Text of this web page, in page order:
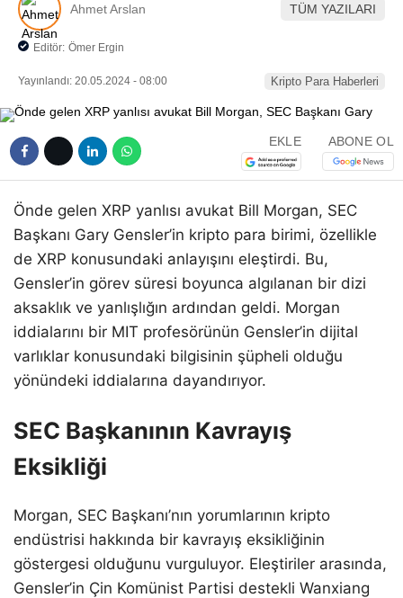
Ahmet Arslan TÜM YAZILARI
Editör: Ömer Ergin
Yayınlandı: 20.05.2024 - 08:00 Kripto Para Haberleri
EKLE ABONE OL
Önde gelen XRP yanlısı avukat Bill Morgan, SEC
Başkanı Gary Gensler’in kripto para birimi, özellikle
de XRP konusundaki anlayışını eleştirdi. Bu,
Gensler’in görev süresi boyunca algılanan bir dizi
aksaklık ve yanlışlığın ardından geldi. Morgan
iddialarını bir MIT profesörünün Gensler’in dijital
varlıklar konusundaki bilgisinin şüpheli olduğu
yönündeki iddialarına dayandırıyor.
SEC Başkanının Kavrayış
Eksikliği
Morgan, SEC Başkanı’nın yorumlarının kripto
endüstrisi hakkında bir kavrayış eksikliğinin
göstergesi olduğunu vurguluyor. Eleştiriler arasında,
Gensler’in Çin Komünist Partisi destekli Wanxiang